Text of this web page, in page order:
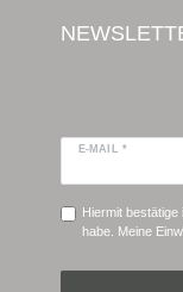
E-MAIL *
Hiermit
habe. Meine